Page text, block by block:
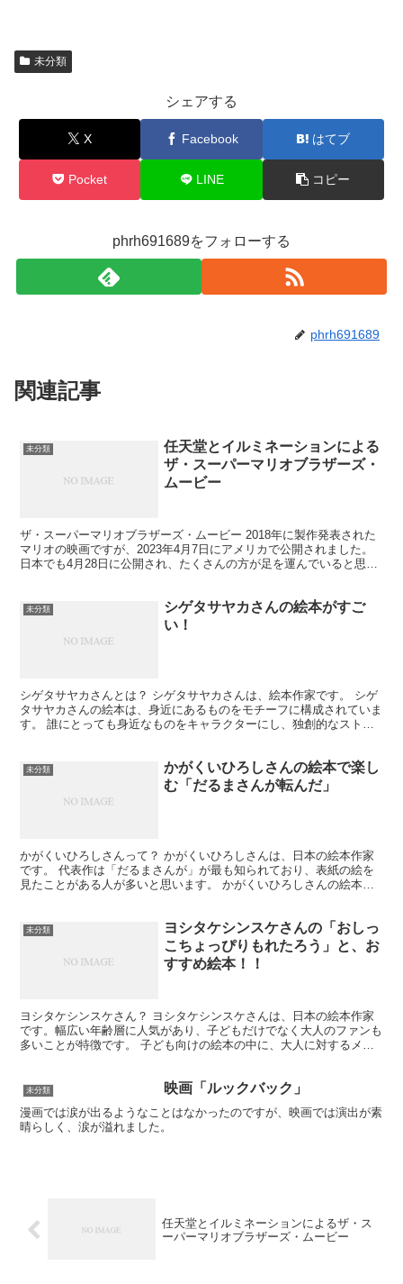
未分類
シェアする
X Facebook はてブ
Pocket LINE コピー
phrh691689をフォローする
phrh691689
関連記事
未分類
任天堂とイルミネーションによる
ザ・スーパーマリオブラザーズ・
ムービー
ザ・スーパーマリオブラザーズ・ムービー 2018年に製作発表された
マリオの映画ですが、2023年4月7日にアメリカで公開されました。
日本でも4月28日に公開され、たくさんの方が足を運んでいると思い
未分類
シゲタサヤカさんの絵本がすご
い！
シゲタサヤカさんとは？ シゲタサヤカさんは、絵本作家です。 シゲ
タサヤカさんの絵本は、身近にあるものをモチーフに構成されていま
す。 誰にとっても身近なものをキャラクターにし、独創的なストー
未分類
かがくいひろしさんの絵本で楽し
む「だるまさんが転んだ」
かがくいひろしさんって？ かがくいひろしさんは、日本の絵本作家
です。 代表作は「だるまさんが」が最も知られており、表紙の絵を
見たことがある人が多いと思います。 かがくいひろしさんの絵本？
未分類
ヨシタケシンスケさんの「おしっ
こちょっぴりもれたろう」と、お
すすめ絵本！！
ヨシタケシンスケさん？ ヨシタケシンスケさんは、日本の絵本作家
です。幅広い年齢層に人気があり、子どもだけでなく大人のファンも
多いことが特徴です。 子ども向けの絵本の中に、大人に対するメッ
未分類 映画「ルックバック」
漫画では涙が出るようなことはなかったのですが、映画では演出が素
晴らしく、涙が溢れました。
任天堂とイルミネーションによるザ・ス
ーパーマリオブラザーズ・ムービー